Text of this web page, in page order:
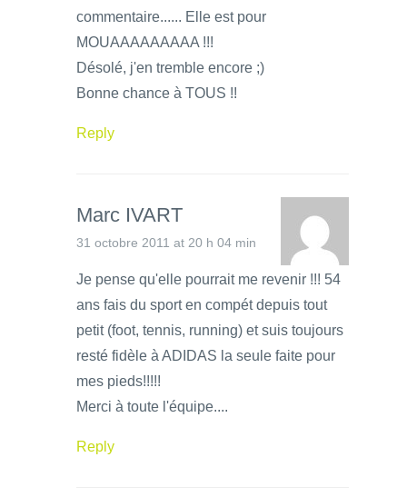
commentaire...... Elle est pour
MOUAAAAAAAAA !!!
Désolé, j'en tremble encore ;)
Bonne chance à TOUS !!
Reply
Marc IVART
31 octobre 2011 at 20 h 04 min
Je pense qu'elle pourrait me revenir !!! 54
ans fais du sport en compét depuis tout
petit (foot, tennis, running) et suis toujours
resté fidèle à ADIDAS la seule faite pour
mes pieds!!!!!
Merci à toute l'équipe....
Reply